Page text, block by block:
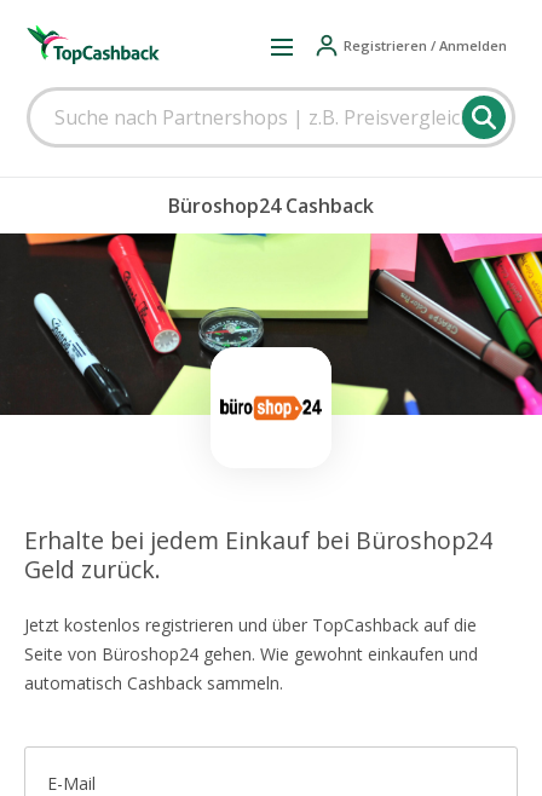
Registrieren / Anmelden
Büroshop24 Cashback
Erhalte bei jedem Einkauf bei Büroshop24
Geld zurück.
Jetzt kostenlos registrieren und über TopCashback auf die
Seite von Büroshop24 gehen. Wie gewohnt einkaufen und
automatisch Cashback sammeln.
E-Mail